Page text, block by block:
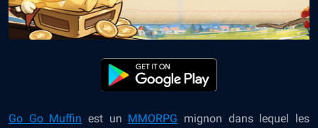
Go Go Muffin est un MMORPG mignon dans lequel les